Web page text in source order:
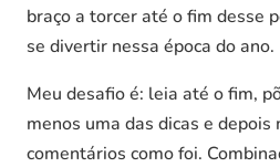
braço a torcer até o fim desse
se divertir nessa época do ano.
Meu desafio é: leia até o fim,
menos uma das dicas e depois
comentários como foi.